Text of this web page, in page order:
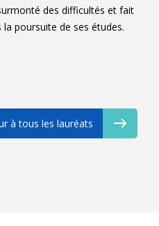
des difficultés et fait
poursuite de ses études.
à tous les lauréats